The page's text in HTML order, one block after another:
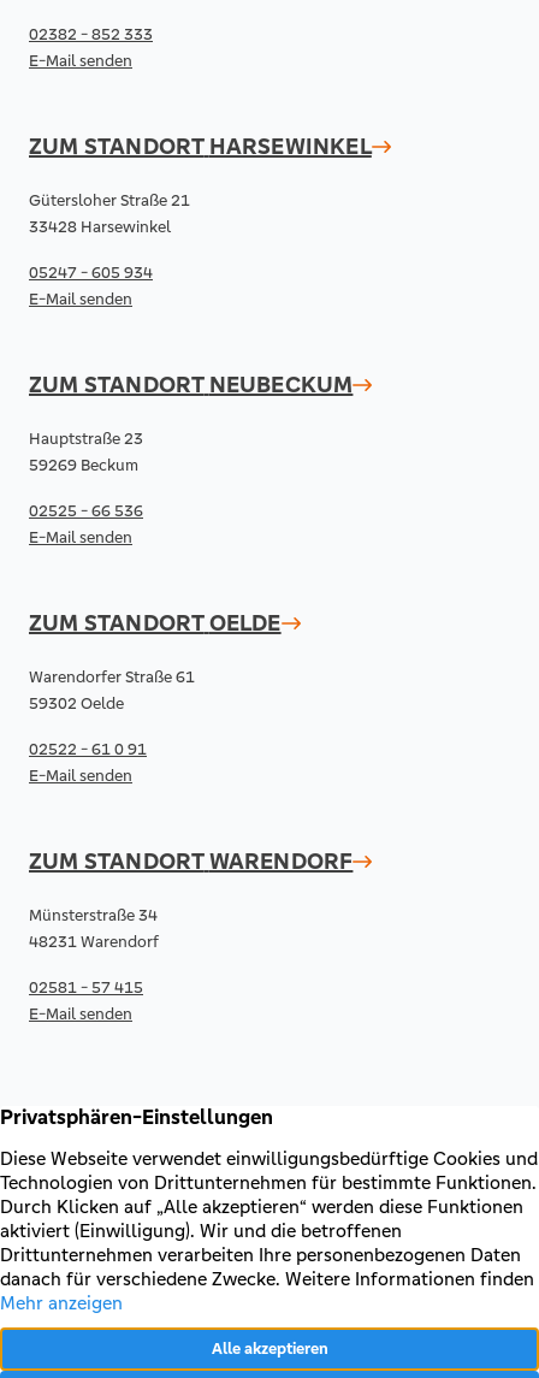
02382 - 852 333
E-Mail senden
ZUM STANDORT HARSEWINKEL
Gütersloher Straße 21
33428 Harsewinkel
05247 - 605 934
E-Mail senden
ZUM STANDORT NEUBECKUM
Hauptstraße 23
59269 Beckum
02525 - 66 536
E-Mail senden
ZUM STANDORTOELDE
Warendorfer Straße 61
59302 Oelde
02522 - 61 0 91
E-Mail senden
ZUM STANDORTWARENDORF
Münsterstraße 34
48231 Warendorf
02581 - 57 415
E-Mail senden
RECHTLICHES & KONTAKT
Kontakt
AGB & Sonderbedingungen
Erklärung zur Barrierefreiheit
Impressum
Datenschutz
VERTRAG WIDERRUFEN